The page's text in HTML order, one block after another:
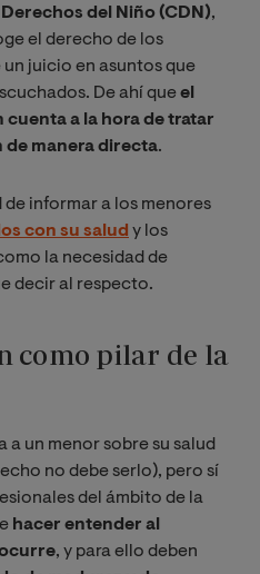
del Niño (CDN),
el derecho de los
juicio en asuntos que
De ahí queel
a la hora de tratar
de manera directa.
informar a los menores
con su salud y los
la necesidad de
decir al respecto.
como pilar de la
a un menor sobre su salud
no debe serlo), pero sí
del ámbito de la
hacer entender al
, y para ello deben